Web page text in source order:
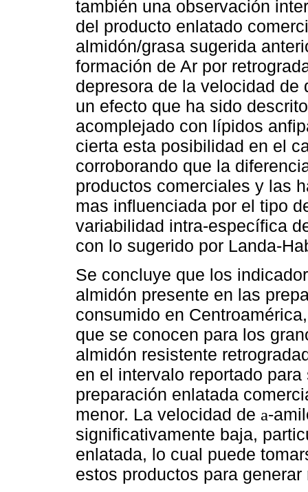
también una observación
del producto enlatado
almidón/grasa sugerida
formación de Ar por
depresora de la velocidad
un efecto que ha sido
acomplejado con lípidos
cierta esta posibilidad en el
corroborando que la
productos comerciales y las
mas influenciada por el tipo
variabilidad intra-específica
con lo sugerido por Landa-
Se concluye que los
almidón presente en las
consumido en
que se conocen para los
almidón resistente
en el intervalo reportado
preparación enlatada
menor. La velocidad de a-
significativamente baja,
enlatada, lo cual puede
estos productos para